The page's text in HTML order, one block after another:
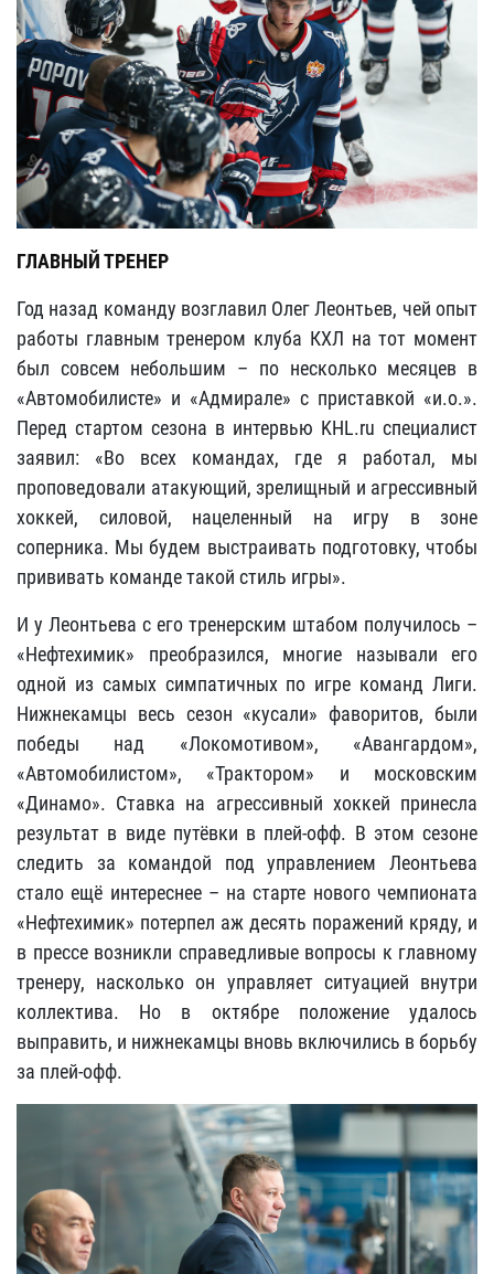
ГЛАВНЫЙ ТРЕНЕР
Год назад команду возглавил Олег Леонтьев, чей опыт
работы главным тренером клуба КХЛ на тот момент
был совсем небольшим – по несколько месяцев в
«Автомобилисте» и «Адмирале» с приставкой «и.о.».
Перед стартом сезона в интервью KHL.ru специалист
заявил: «Во всех командах, где я работал, мы
проповедовали атакующий, зрелищный и агрессивный
хоккей, силовой, нацеленный на игру в зоне
соперника. Мы будем выстраивать подготовку, чтобы
прививать команде такой стиль игры».
И у Леонтьева с его тренерским штабом получилось –
«Нефтехимик» преобразился, многие называли его
одной из самых симпатичных по игре команд Лиги.
Нижнекамцы весь сезон «кусали» фаворитов, были
победы над «Локомотивом», «Авангардом»,
«Автомобилистом», «Трактором» и московским
«Динамо». Ставка на агрессивный хоккей принесла
результат в виде путёвки в плей-офф. В этом сезоне
следить за командой под управлением Леонтьева
стало ещё интереснее – на старте нового чемпионата
«Нефтехимик» потерпел аж десять поражений кряду, и
в прессе возникли справедливые вопросы к главному
тренеру, насколько он управляет ситуацией внутри
коллектива. Но в октябре положение удалось
выправить, и нижнекамцы вновь включились в борьбу
за плей-офф.